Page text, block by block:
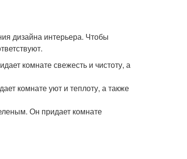
дизайна интерьера. Чтобы
комнате свежесть и чистоту, а
комнате уют и теплоту, а также
Он придает комнате